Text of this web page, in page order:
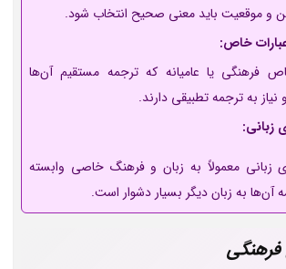
و موقعیت باید معنی صحیح انتخاب شود.
خاص:
فرهنگی یا عامیانه که ترجمه مستقیم آن‌ها
به ترجمه تطبیقی دارند.
زبانی:
زبانی معمولاً به زبان و فرهنگ خاصی وابسته
آن‌ها به زبان دیگر بسیار دشوار است.